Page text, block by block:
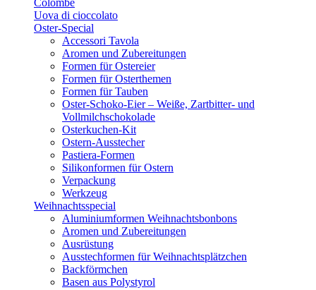
Colombe
Uova di cioccolato
Oster-Special
Accessori Tavola
Aromen und Zubereitungen
Formen für Ostereier
Formen für Osterthemen
Formen für Tauben
Oster-Schoko-Eier – Weiße, Zartbitter- und
Vollmilchschokolade
Osterkuchen-Kit
Ostern-Ausstecher
Pastiera-Formen
Silikonformen für Ostern
Verpackung
Werkzeug
Weihnachtsspecial
Aluminiumformen Weihnachtsbonbons
Aromen und Zubereitungen
Ausrüstung
Ausstechformen für Weihnachtsplätzchen
Backförmchen
Basen aus Polystyrol